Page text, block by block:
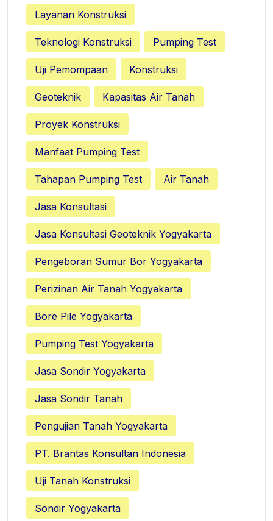
Layanan Konstruksi
Teknologi Konstruksi Pumping Test
Uji Pemompaan Konstruksi
Geoteknik Kapasitas Air Tanah
Proyek Konstruksi
Manfaat Pumping Test
Tahapan Pumping Test Air Tanah
Jasa Konsultasi
Jasa Konsultasi Geoteknik Yogyakarta
Pengeboran Sumur Bor Yogyakarta
Perizinan Air Tanah Yogyakarta
Bore Pile Yogyakarta
Pumping Test Yogyakarta
Jasa Sondir Yogyakarta
Jasa Sondir Tanah
Pengujian Tanah Yogyakarta
PT. Brantas Konsultan Indonesia
Uji Tanah Konstruksi
Sondir Yogyakarta